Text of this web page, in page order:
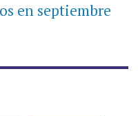
en septiembre